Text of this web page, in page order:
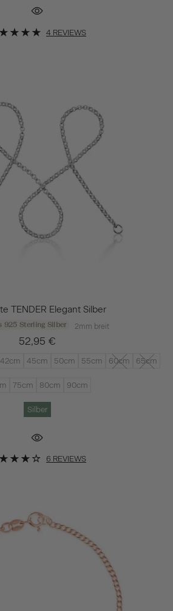
4 REVIEWS
TENDER Elegant Silber
925 Sterling Silber 2mm breit
52,95 €
42cm 45cm 50cm 55cm 60cm 65cm
75cm 80cm 90cm
Silber
6 REVIEWS